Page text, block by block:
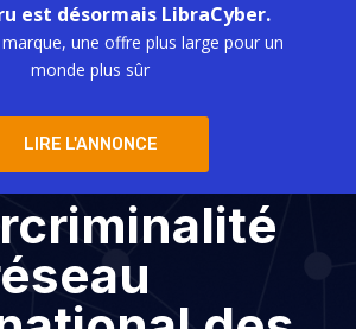
est désormais LibraCyber.
une offre plus large pour un
monde plus sûr
LIRE L'ANNONCE
au cœur
guerre
la